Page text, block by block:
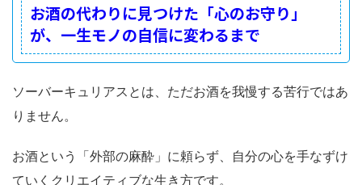
お酒の代わりに見つけた「心のお守り」
が、一生モノの自信に変わるまで
ソーバーキュリアスとは、ただお酒を我慢する苦行ではあ
りません。
お酒という「外部の麻酔」に頼らず、自分の心を手なずけ
ていくクリエイティブな生き方です。